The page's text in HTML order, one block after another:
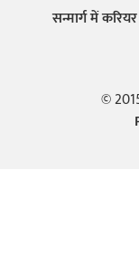
सन्मार्ग में करियर
©